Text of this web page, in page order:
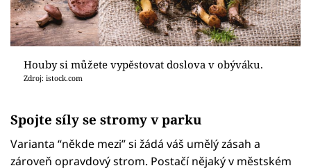
Houby si můžete vypěstovat doslova v obýváku.
Zdroj: istock.com
Spojte síly se stromy v parku
Varianta “někde mezi” si žádá váš umělý zásah a
zároveň opravdový strom. Postačí nějaký v městském